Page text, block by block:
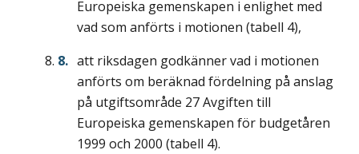
Europeiska gemenskapen i enlighet med
vad som anförts i motionen (tabell 4),
att riksdagen godkänner vad i motionen
anförts om beräknad fördelning på anslag
på utgiftsområde 27 Avgiften till
Europeiska gemenskapen för budgetåren
1999 och 2000 (tabell 4).